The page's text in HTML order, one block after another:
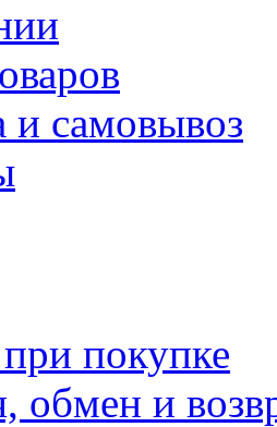
и самовывоз
покупке
обмен и